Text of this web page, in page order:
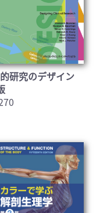
研究のデザイン